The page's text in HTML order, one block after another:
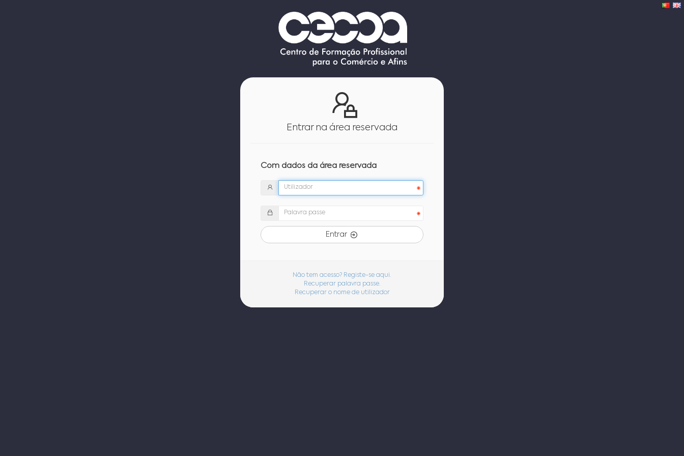
Entrar na área reservada
Com dados da área reservada
Entrar
Não tem acesso? Registe-se aqui.
Recuperar palavra passe.
Recuperar o nome de utilizador